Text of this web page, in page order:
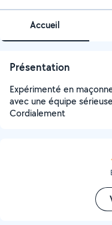
Accueil
Présentation
Expérimenté en
avec une équipe
Cordialement